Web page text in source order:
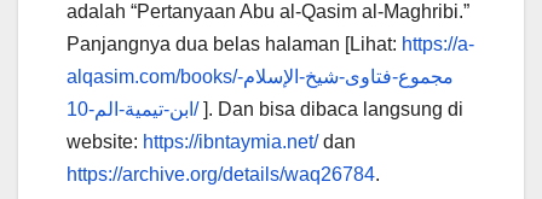
adalah “Pertanyaan Abu al-Qasim al-Maghribi.”
Panjangnya dua belas halaman [Lihat: https://a-
alqasim.com/books/مجموع-فتاوى-شيخ-الإسلام-
ابن-تيمية-الم-10/]. Dan bisa dibaca langsung di
website: https://ibntaymia.net/dan
https://archive.org/details/waq26784.